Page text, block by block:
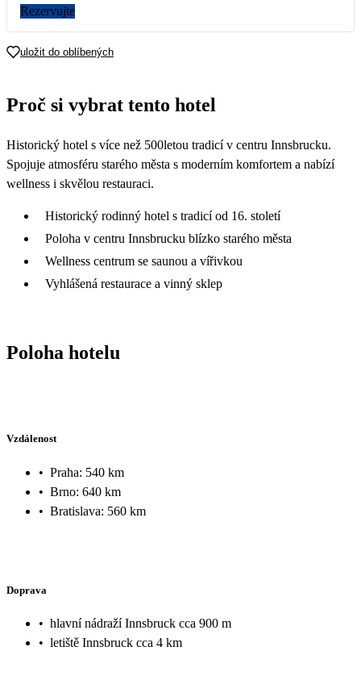
12
5 089 5 619 5 699 5 509 5 379
19 20
26
5 469
27 28 29
Rezervujte
uložit do oblíbených
Proč si vybrat tento hotel
Historický hotel s více než 500letou tradicí v centru Innsbrucku.
Spojuje atmosféru starého města s moderním komfortem a nabízí
wellness i skvělou restauraci.
Historický rodinný hotel s tradicí od 16. století
Poloha v centru Innsbrucku blízko starého města
Wellness centrum se saunou a vířivkou
Vyhlášená restaurace a vinný sklep
Poloha hotelu
Vzdálenost
• Praha: 540 km
• Brno: 640 km
• Bratislava: 560 km
Doprava
• hlavní nádraží Innsbruck cca 900 m
• letiště Innsbruck cca 4 km